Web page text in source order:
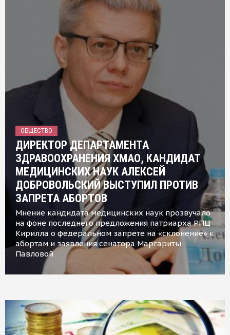
ОБЩЕСТВО
ДИРЕКТОР ДЕПАРТАМЕНТА
ЗДРАВООХРАНЕНИЯ ХМАО, КАНДИДАТ
МЕДИЦИНСКИХ НАУК АЛЕКСЕЙ
ДОБРОВОЛЬСКИЙ ВЫСТУПИЛ ПРОТИВ
ЗАПРЕТА АБОРТОВ
Мнение кандидата медицинских наук прозвучало
на фоне последнего предложения патриарха РПЦ
Кирилла о федеральном запрете на «склонение» к
абортам и заявления сенатора Маргариты
Павловой